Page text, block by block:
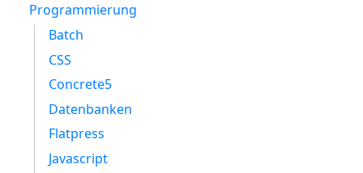
Programmierung
Batch
CSS
Concrete5
Datenbanken
Flatpress
Javascript